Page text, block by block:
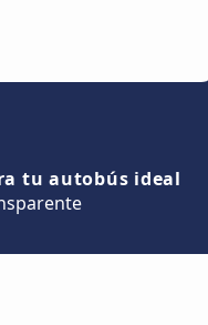
tu autobús ideal